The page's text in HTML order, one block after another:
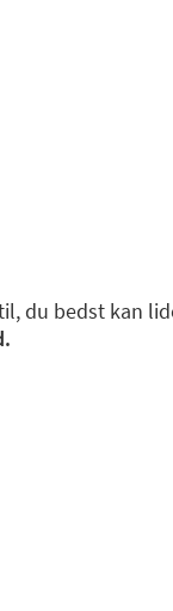
du bedst kan